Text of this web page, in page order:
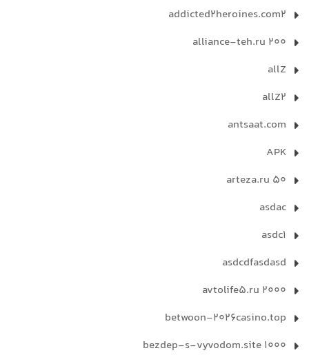
addicted2heroines.com2
alliance-teh.ru 200
allZ
allZ2
antsaat.com
APK
arteza.ru 50
asdac
asdc1
asdcdfasdasd
avtolife5.ru 2000
betwoon-2026casino.top
bezdep-s-vyvodom.site 1000